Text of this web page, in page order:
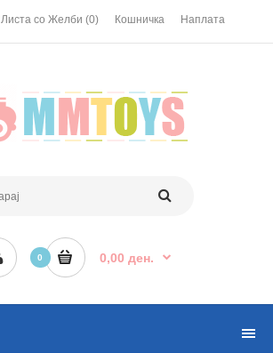
Листа со Желби (0) Кошничка Наплата
0 0,00 ден.